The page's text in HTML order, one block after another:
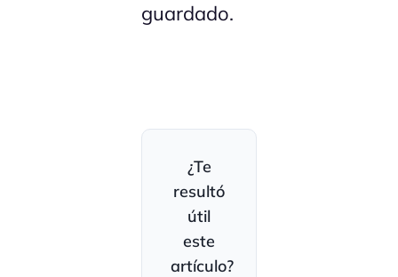
guardado.
¿Te
resultó
útil
este
artículo?